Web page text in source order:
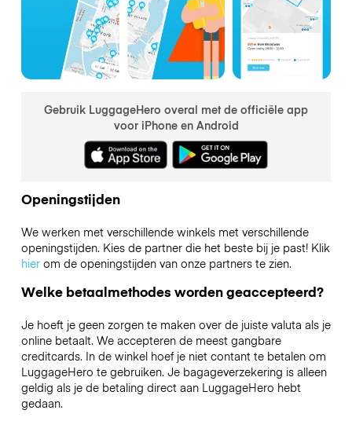
Gebruik LuggageHero overal met de officiële app
voor iPhone en Android
Openingstijden
We werken met verschillende winkels met verschillende
openingstijden. Kies de partner die het beste bij je past! Klik
hierom de openingstijden van onze partners te zien.
Welke betaalmethodes worden geaccepteerd?
Je hoeft je geen zorgen te maken over de juiste valuta als je
online betaalt. We accepteren de meest gangbare
creditcards. In de winkel hoef je niet contant te betalen om
LuggageHero te gebruiken. Je bagageverzekering is alleen
geldig als je de betaling direct aan LuggageHero hebt
gedaan.